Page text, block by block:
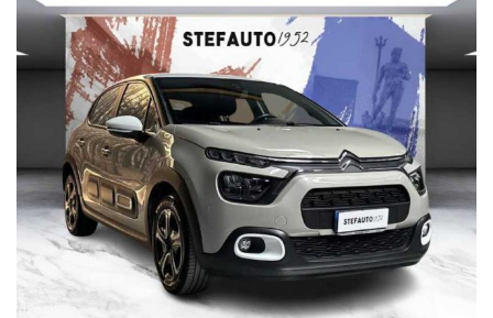
INDICARE:
(MODELLO, ANNO DI IMMATRICOLAZIONE, KM)
Per info su questa vettura contattare
CISA 2000 CONCESSIONARIA OPEL
VIA BENTINI, 111 40128 BOLOGNA
Tel. 051 551701
Cisa2000 declina ogni responsabilità per eventuali non
conformità relative ad equipaggiamento, omologazioni anti
inquinamento, accessori, ecc. pubblicate nei diversi portali.
Dette informazioni che non rappresentano in alcun modo
un impegno contrattuale in quanto non ci è possibile